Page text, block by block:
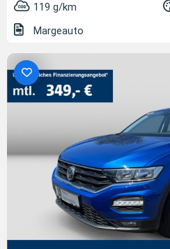
119 g/km
Margeauto